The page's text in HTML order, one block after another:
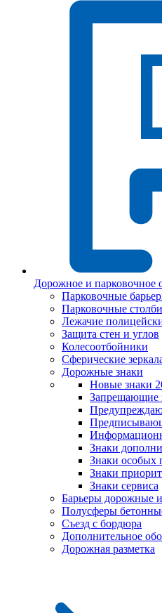
Дорожное и парковочное
Парковочные
Парковочные
Лежачие
Защита стен и углов
Колесоотбойники
Сферические
Дорожные знаки
Новые знаки
Запрещающие
Знаки
Знаки особых
Знаки
Знаки сервиса
Барьеры дорожные
Полусферы
Съезд с бордюра
Дополнительное
Дорожная разметка